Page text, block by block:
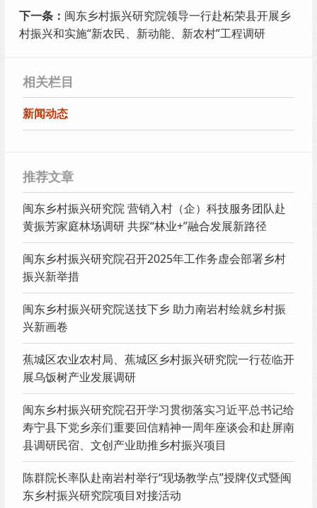
下一条： 闽东乡村振兴研究院领导一行赴柘荣县开展乡
村振兴和实施“新农民、新动能、新农村”工程调研
相关栏目
新闻动态
推荐文章
闽东乡村振兴研究院 营销入村（企）科技服务团队赴
黄振芳家庭林场调研 共探“林业+”融合发展新路径
闽东乡村振兴研究院召开2025年工作务虚会部署乡村
振兴新举措
闽东乡村振兴研究院送技下乡 助力南岩村绘就乡村振
兴新画卷
蕉城区农业农村局、蕉城区乡村振兴研究院一行莅临开
展乌饭树产业发展调研
闽东乡村振兴研究院召开学习贯彻落实习近平总书记给
寿宁县下党乡亲们重要回信精神一周年座谈会和赴屏南
县调研民宿、文创产业助推乡村振兴项目
陈群院长率队赴南岩村举行“现场教学点”授牌仪式暨闽
东乡村振兴研究院项目对接活动